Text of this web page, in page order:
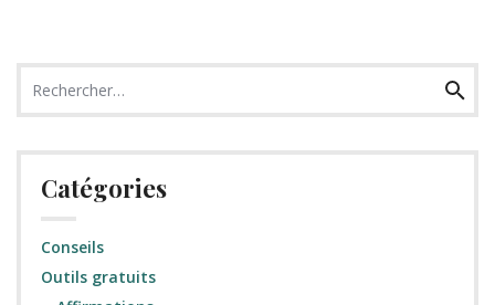
pour
Catégories
Conseils
Outils gratuits